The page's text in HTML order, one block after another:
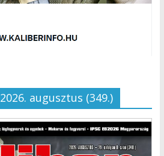
augusztus (349.)